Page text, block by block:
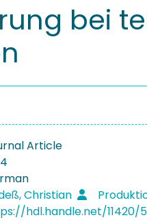
bei
Article
Christian
hdl.handle.net/11420/